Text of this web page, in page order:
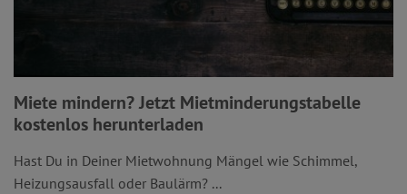
Miete mindern? Jetzt Mietminderungstabelle
kostenlos herunterladen
Hast Du in Deiner Mietwohnung Mängel wie Schimmel,
Heizungsausfall oder Baulärm? ...